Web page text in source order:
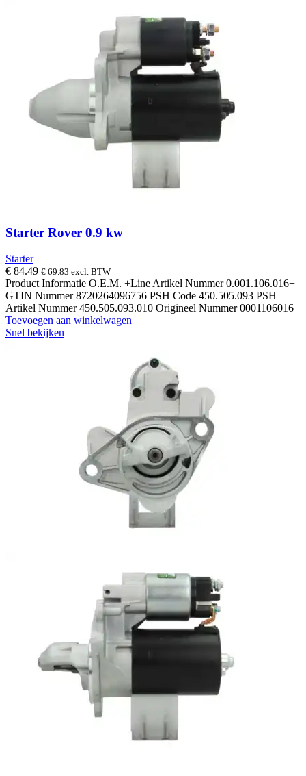
Starter Rover 0.9 kw
Starter
€ 84.49 € 69.83 excl. BTW
Product Informatie O.E.M. +Line Artikel Nummer 0.001.106.016+
GTIN Nummer 8720264096756 PSH Code 450.505.093 PSH
Artikel Nummer 450.505.093.010 Origineel Nummer 0001106016
Toevoegen aan winkelwagen
Snel bekijken